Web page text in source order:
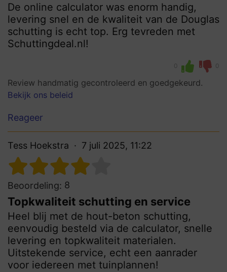
De online calculator was enorm handig,
levering snel en de kwaliteit van de Douglas
schutting is echt top. Erg tevreden met
Schuttingdeal.nl!
0 0
Review handmatig gecontroleerd en goedgekeurd.
Bekijk ons beleid
Reageer
Tess Hoekstra 7 juli 2025, 11:22
Beoordeling: 8
Topkwaliteit schutting en service
Heel blij met de hout-beton schutting,
eenvoudig besteld via de calculator, snelle
levering en topkwaliteit materialen.
Uitstekende service, echt een aanrader
voor iedereen met tuinplannen!